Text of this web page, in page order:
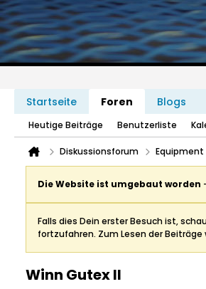
Startseite Foren Blogs
Heutige Beiträge Benutzerliste
Diskussionsforum Equipment
Die Website ist umgebaut worden
Falls dies Dein erster Besuch ist,
fortzufahren. Zum Lesen der
Winn Gutex II